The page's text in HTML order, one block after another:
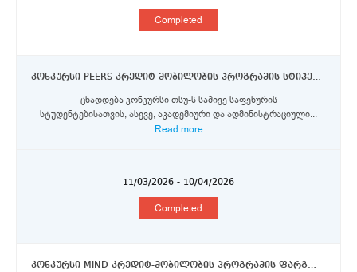
Completed
კონკურსი PEERS კრედიტ-მობილობის პროგრამის სტიპენდიების მოსაპოვებლად (2026) თსუ-ს სამივე საფეხურის სტუდენტებისათვის, აკადემიური და ადმინისტრაციული პერსონალისთვის
ცხადდება კონკურსი თსუ-ს სამივე საფეხურის
სტუდენტებისათვის, ასევე, აკადემიური და ადმინისტრაციული...
Read more
11/03/2026 - 10/04/2026
Completed
კონკურსი MIND კრედიტ-მობილობის პროგრამის ფარგლებში პორტოს უნივერსიტეტში, მინიოს უნივერსიტეტში, ავეიროს უნივერსიტეტში და ტრაზ-უჟ-მონტიშისა და ალტუ-დორუს უნივერისტეტში მობილობის სტიპენდიების მოსაპოვებლად